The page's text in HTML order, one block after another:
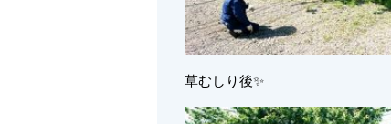
草むしり後✨